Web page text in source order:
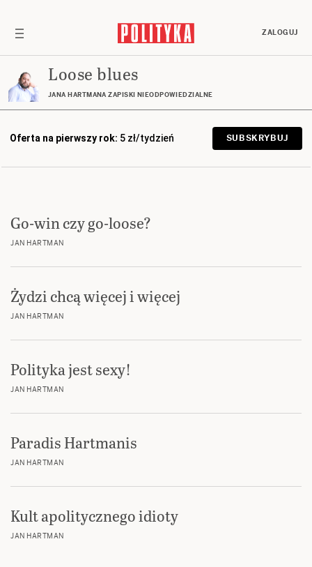
ZALOGUJ
Loose blues
JANA HARTMANA ZAPISKI NIEODPOWIEDZIALNE
Oferta na pierwszy rok: 5 zł/tydzień SUBSKRYBUJ
Go-win czy go-loose?
JAN HARTMAN
Żydzi chcą więcej i więcej
JAN HARTMAN
Polityka jest sexy!
JAN HARTMAN
Paradis Hartmanis
JAN HARTMAN
Kult apolitycznego idioty
JAN HARTMAN